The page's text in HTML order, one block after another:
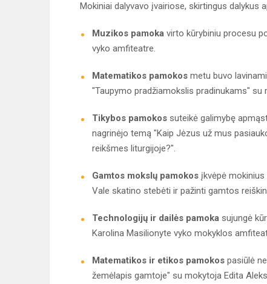
Mokiniai dalyvavo įvairiose, skirtingus dalykus
Muzikos pamoka virto kūrybiniu procesu
vyko amfiteatre.
Matematikos pamokos metu buvo
"Taupymo pradžiamokslis pradinukams"
Tikybos pamokos suteikė galimybę
nagrinėjo temą "Kaip Jėzus už mus
reikšmes liturgijoje?".
Gamtos mokslų pamokos įkvėpė
Vale skatino stebėti ir pažinti gamtos
Technologijų ir dailės pamoka sujungė
Karolina Masilionyte vyko mokyklos
Matematikos ir etikos pamokos pasiūlė
žemėlapis gamtoje" su mokytoja Edita